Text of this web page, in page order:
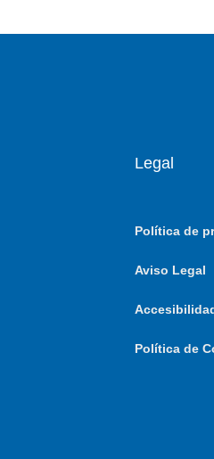
Legal
Política de
Aviso Legal
Política de